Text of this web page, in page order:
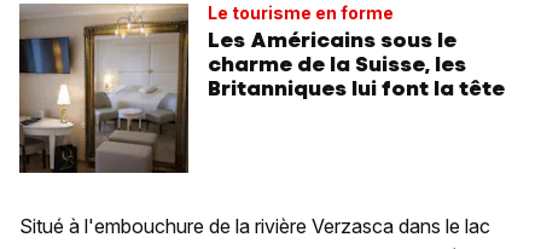
Le tourisme en forme
Les Américains sous le
charme de la Suisse, les
Britanniques lui font la tête
Situé à l'embouchure de la rivière Verzasca dans le lac